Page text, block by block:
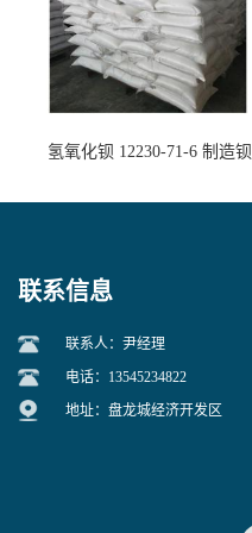
氢氧化钡 12230-71-6 制造钡
联系信息
联系人：尹经理
电话：13545234822
地址：盘龙城经济开发区